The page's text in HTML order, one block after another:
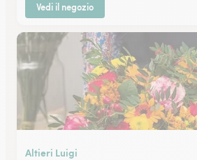
Vedi il negozio
Altieri Luigi